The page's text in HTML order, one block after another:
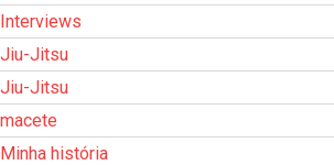
Interviews
Jiu-Jitsu
Jiu-Jitsu
macete
Minha história